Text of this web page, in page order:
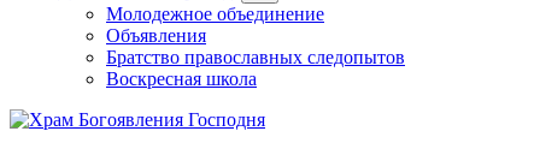
Молодежное объединение
Объявления
Братство православных следопытов
Воскресная школа